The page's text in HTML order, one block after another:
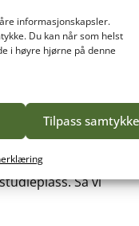
informasjonskapsler.
Du kan når som helst
i høyre hjørne på denne
Tilpass samtykke
forventet en
sammen
bildet gjør
i år kontra
innsøking bare
Totalt går det
er det på
Så vi